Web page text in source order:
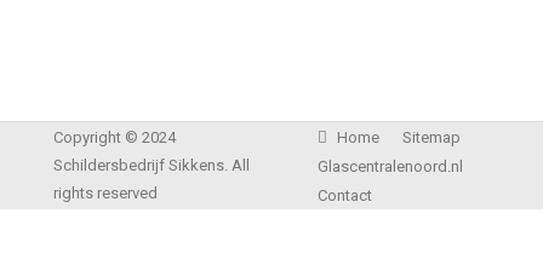
Copyright © 2024
Schildersbedrijf Sikkens. All
rights reserved
Home
Sitemap
Glascentralenoord.nl
Contact